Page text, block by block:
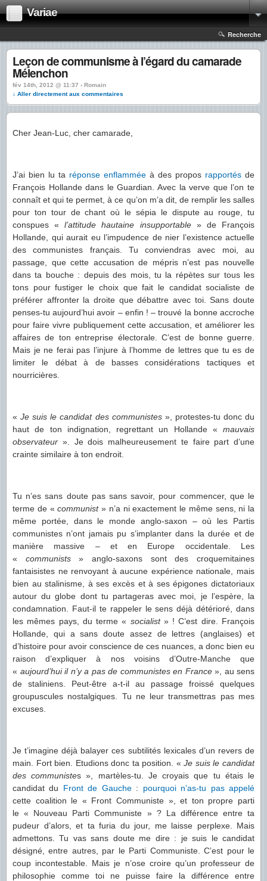
Variae
Recherche
Leçon de communisme à l’égard du camarade
Mélenchon
fév 14th, 2012 @ 11:37 › Romain
↓ Aller directement aux commentaires
Cher Jean-Luc, cher camarade,
J’ai bien lu ta réponse enflammée à des propos rapportés de
François Hollande dans le Guardian. Avec la verve que l’on te
connaît et qui te permet, à ce qu’on m’a dit, de remplir les salles
pour ton tour de chant où le sépia le dispute au rouge, tu
conspues «l’attitude hautaine insupportable» de François
Hollande, qui aurait eu l’impudence de nier l’existence actuelle
des communistes français. Tu conviendras avec moi, au
passage, que cette accusation de mépris n’est pas nouvelle
dans ta bouche : depuis des mois, tu la répètes sur tous les
tons pour fustiger le choix que fait le candidat socialiste de
préférer affronter la droite que débattre avec toi. Sans doute
penses-tu aujourd’hui avoir – enfin ! – trouvé la bonne accroche
pour faire vivre publiquement cette accusation, et améliorer les
affaires de ton entreprise électorale. C’est de bonne guerre.
Mais je ne ferai pas l’injure à l’homme de lettres que tu es de
limiter le débat à de basses considérations tactiques et
nourricières.
«Je suis le candidat des communistes», protestes-tu donc du
haut de ton indignation, regrettant un Hollande « mauvais
observateur ». Je dois malheureusement te faire part d’une
crainte similaire à ton endroit.
Tu n’es sans doute pas sans savoir, pour commencer, que le
terme de «communist » n’a ni exactement le même sens, ni la
même portée, dans le monde anglo-saxon – où les Partis
communistes n’ont jamais pu s’implanter dans la durée et de
manière massive – et en Europe occidentale. Les
« communists» anglo-saxons sont des croquemitaines
fantaisistes ne renvoyant à aucune expérience nationale, mais
bien au stalinisme, à ses excès et à ses épigones dictatoriaux
autour du globe dont tu partageras avec moi, je l’espère, la
condamnation. Faut-il te rappeler le sens déjà détérioré, dans
les mêmes pays, du terme « socialist » ! C’est dire. François
Hollande, qui a sans doute assez de lettres (anglaises) et
d’histoire pour avoir conscience de ces nuances, a donc bien eu
raison d’expliquer à nos voisins d’Outre-Manche que
« aujourd’hui il n’y a pas de communistes en France», au sens
de staliniens. Peut-être a-t-il au passage froissé quelques
groupuscules nostalgiques. Tu ne leur transmettras pas mes
excuses.
Je t’imagine déjà balayer ces subtilités lexicales d’un revers de
main. Fort bien. Etudions donc ta position. «Je suis le candidat
des communistes », martèles-tu. Je croyais que tu étais le
candidat du Front de Gauche: pourquoi n’as-tu pas appelé
cette coalition le « Front Communiste », et ton propre parti
le « Nouveau Parti Communiste » ? La différence entre ta
pudeur d’alors, et ta furia du jour, me laisse perplexe. Mais
admettons. Tu vas sans doute me dire : je suis le candidat
désigné, entre autres, par le Parti Communiste. C’est pour le
coup incontestable. Mais je n’ose croire qu’un professeur de
philosophie comme toi ne puisse faire la différence entre